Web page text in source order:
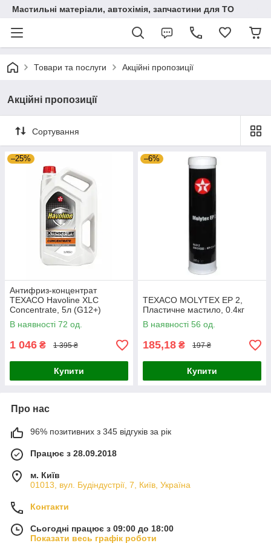
Мастильні матеріали, автохімія, запчастини для ТО
Товари та послуги Акційні пропозиції
Акційні пропозиції
Сортування
–25%
Антифриз-концентрат
TEXACO Havoline XLC
Concentrate, 5л (G12+)
В наявності 72 од.
1 046 ₴ 1 395 ₴
Купити
–6%
TEXACO MOLYTEX EP 2,
Пластичне мастило, 0.4кг
В наявності 56 од.
185,18 ₴ 197 ₴
Купити
Про нас
96% позитивних з 345 відгуків за рік
Працює з 28.09.2018
м. Київ
01013, вул. Будіндустрії, 7, Київ, Україна
Контакти
Сьогодні працює з 09:00 до 18:00
Показати весь графік роботи